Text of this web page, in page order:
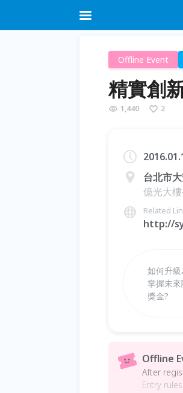
Offline Event
精實創
1,440 2
台北市
億光大
Related
http://
如何升
掌握未
獎金?
Offline
After
Entry